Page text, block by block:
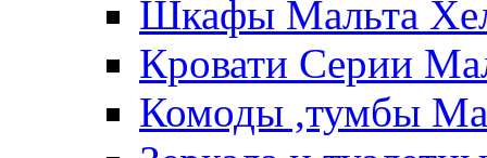
Шкафы Мальта
Кровати Серии
Комоды ,тумбы